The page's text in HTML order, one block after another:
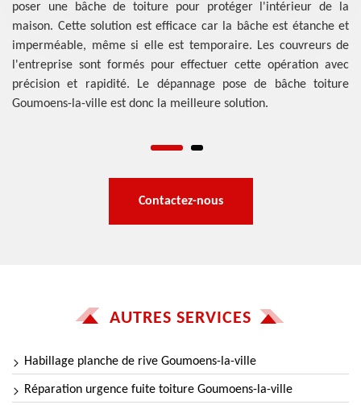
poser une bâche de toiture pour protéger l'intérieur de la
maison. Cette solution est efficace car la bâche est étanche et
imperméable, même si elle est temporaire. Les couvreurs de
l'entreprise sont formés pour effectuer cette opération avec
précision et rapidité. Le dépannage pose de bâche toiture
Goumoens-la-ville est donc la meilleure solution.
Contactez-nous
AUTRES SERVICES
Habillage planche de rive Goumoens-la-ville
Réparation urgence fuite toiture Goumoens-la-ville